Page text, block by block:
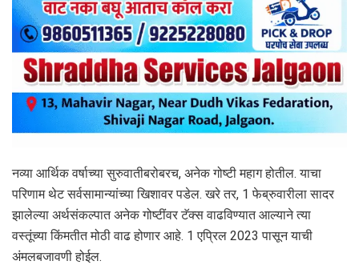
नव्या आर्थिक वर्षाच्या सुरुवातीबरोबरच, अनेक गोष्टी महाग होतील. याचा
परिणाम थेट सर्वसामान्यांच्या खिशावर पडेल. खरे तर, 1 फेब्रुवारीला सादर
झालेल्या अर्थसंकल्पात अनेक गोष्टींवर टॅक्‍स वाढविण्यात आल्याने त्या
वस्तूंच्या किंमतीत मोठी वाढ होणार आहे. 1 एप्रिल 2023 पासून याची
अंमलबजावणी होईल.